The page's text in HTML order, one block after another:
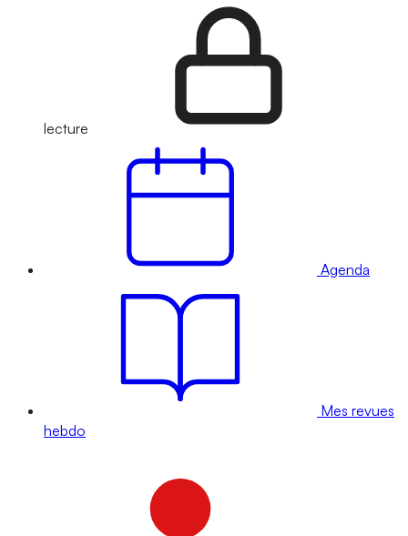
lecture
Agenda
Mes revues
hebdo